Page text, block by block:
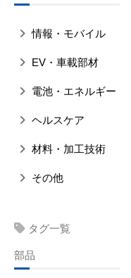
情報・モバイル
EV・車載部材
電池・エネルギー
ヘルスケア
材料・加工技術
その他
タグ一覧
部品